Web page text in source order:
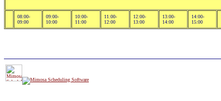
08:00-
09:00
09:00-
10:00
10:00-
11:00
11:00-
12:00
12:00-
13:00
13:00-
14:00
14:00-
15:00